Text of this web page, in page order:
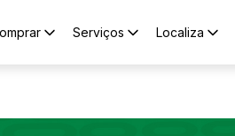
Serviços Localiza